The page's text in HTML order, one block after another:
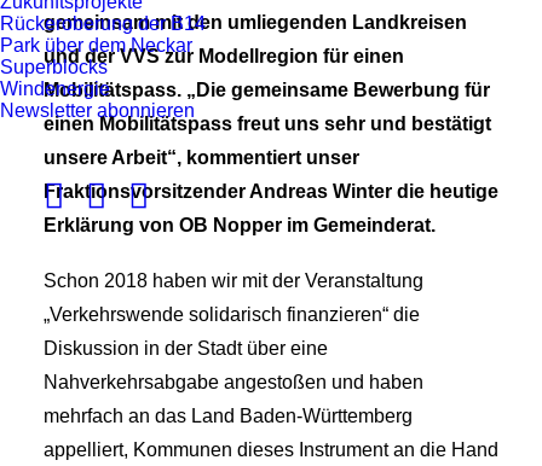
Rückeroberung der B14
Park über dem Neckar
Superblocks
Windenergie
Newsletter abonnieren
gemeinsam mit den umliegenden Landkreisen
und der VVS zur Modellregion für einen
Mobilitätspass. „Die gemeinsame Bewerbung für
einen Mobilitätspass freut uns sehr und bestätigt
unsere Arbeit“, kommentiert unser
Fraktionsvorsitzender Andreas Winter die heutige
Erklärung von OB Nopper im Gemeinderat.
Schon 2018 haben wir mit der Veranstaltung
„Verkehrswende solidarisch finanzieren“ die
Diskussion in der Stadt über eine
Nahverkehrsabgabe angestoßen und haben
mehrfach an das Land Baden-Württemberg
appelliert, Kommunen dieses Instrument an die Hand